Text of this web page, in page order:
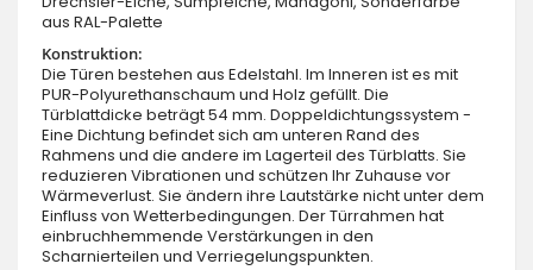
aus RAL-Palette
Konstruktion:
Die Türen bestehen aus Edelstahl. Im Inneren ist es mit
PUR-Polyurethanschaum und Holz gefüllt. Die
Türblattdicke beträgt 54 mm. Doppeldichtungssystem -
Eine Dichtung befindet sich am unteren Rand des
Rahmens und die andere im Lagerteil des Türblatts. Sie
reduzieren Vibrationen und schützen Ihr Zuhause vor
Wärmeverlust. Sie ändern ihre Lautstärke nicht unter dem
Einfluss von Wetterbedingungen. Der Türrahmen hat
einbruchhemmende Verstärkungen in den
Scharnierteilen und Verriegelungspunkten.